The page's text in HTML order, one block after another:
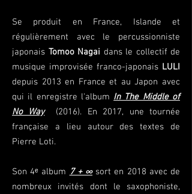
Se produit en France, Islande et
régulièrement avec le percussionniste
japonais Tomoo Nagai dans le collectif de
musique improvisée franco-japonais LULI
depuis 2013 en France et au Japon avec
qui il enregistre l'album In The Middle of
No Way(2016). En 2017, une tournée
française a lieu autour des textes de
Pierre Loti.
Son 4ᵉ album 7 + ∞sort en 2018 avec de
nombreux invités dont le saxophoniste,